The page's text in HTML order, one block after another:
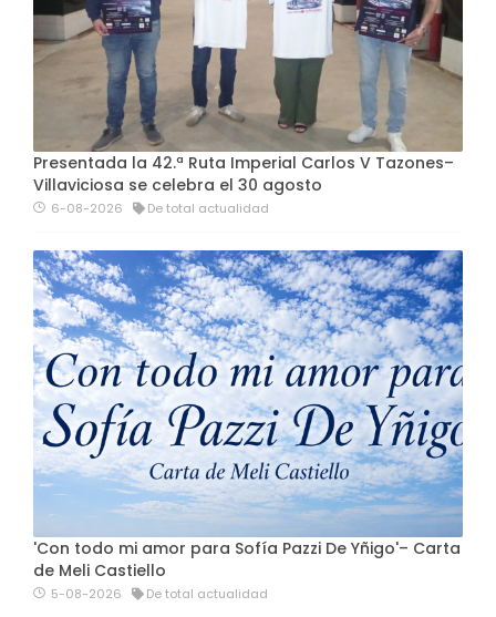
Presentada la 42.ª Ruta Imperial Carlos V Tazones–
Villaviciosa se celebra el 30 agosto
6-08-2026 De total actualidad
'Con todo mi amor para Sofía Pazzi De Yñigo'– Carta
de Meli Castiello
5-08-2026 De total actualidad